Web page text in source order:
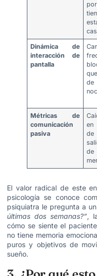
Dinámica de
interacción de
pantalla
de
Métricas de
comunicación
pasiva
en
El valor radical de este
psicología se conoce
psiquiatra le pregunta a
últimas dos semanas?”,
cómo se siente el
no tiene memoria
puros y objetivos de
sueño.